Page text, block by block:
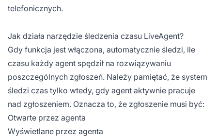
telefonicznych.
Jak działa narzędzie śledzenia czasu LiveAgent?
Gdy funkcja jest włączona, automatycznie śledzi, ile
czasu każdy agent spędził na rozwiązywaniu
poszczególnych zgłoszeń. Należy pamiętać, że system
śledzi czas tylko wtedy, gdy agent aktywnie pracuje
nad zgłoszeniem. Oznacza to, że zgłoszenie musi być:
Otwarte przez agenta
Wyświetlane przez agenta